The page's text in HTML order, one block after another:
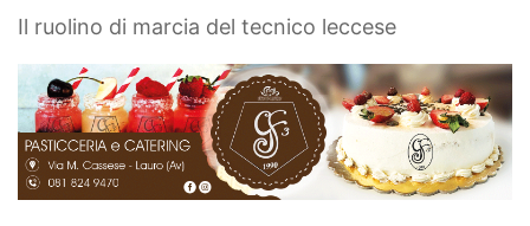
Il ruolino di marcia del tecnico leccese